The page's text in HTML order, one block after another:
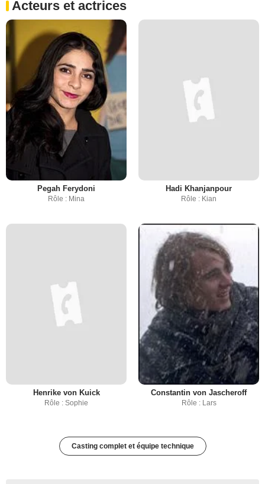
Acteurs et actrices
Pegah Ferydoni
Rôle : Mina
Hadi Khanjanpour
Rôle : Kian
Henrike von Kuick
Rôle : Sophie
Constantin von Jascheroff
Rôle : Lars
Casting complet et équipe technique